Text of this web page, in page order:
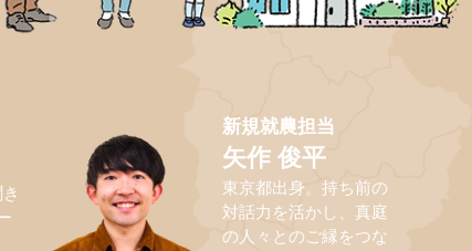
新規就農担当
矢作 俊平
東京都出身。持ち前の
対話力を活かし、真庭
の人々とのご縁をつな